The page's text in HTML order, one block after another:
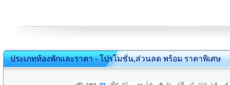
ประเภทห้องพักและราคา - โปรโมชั่น,ส่วนลด พร้อม ราคาพิเศษ